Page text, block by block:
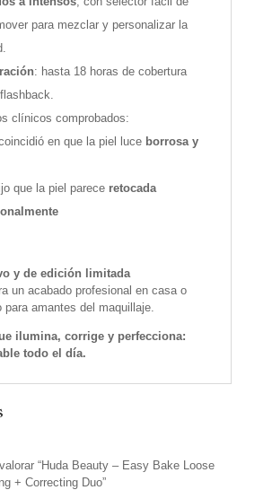
para mezclar y personalizar la
: hasta 18 horas de cobertura
clínicos comprobados:
en que la piel luce borrosa y
que la piel parece retocada
y de edición limitada
un acabado profesional en casa o
para amantes del maquillaje.
ilumina, corrige y perfecciona:
todo el día.
“Huda Beauty – Easy Bake Loose
+ Correcting Duo”